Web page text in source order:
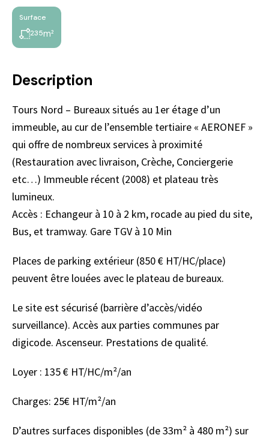
Surface
235m²
Description
Tours Nord – Bureaux situés au 1er étage d’un
immeuble, au cur de l’ensemble tertiaire « AERONEF »
qui offre de nombreux services à proximité
(Restauration avec livraison, Crèche, Conciergerie
etc…) Immeuble récent (2008) et plateau très
lumineux.
Accès : Echangeur à 10 à 2 km, rocade au pied du site,
Bus, et tramway. Gare TGV à 10 Min
Places de parking extérieur (850 € HT/HC/place)
peuvent être louées avec le plateau de bureaux.
Le site est sécurisé (barrière d’accès/vidéo
surveillance). Accès aux parties communes par
digicode. Ascenseur. Prestations de qualité.
Loyer : 135 € HT/HC/m²/an
Charges: 25€ HT/m²/an
D’autres surfaces disponibles (de 33m² à 480 m²) sur